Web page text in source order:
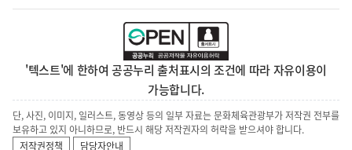
'텍스트'에 한하여 공공누리 출처표시의 조건에 따라 자유이용이
가능합니다.
단, 사진, 이미지, 일러스트, 동영상 등의 일부 자료는 문화체육관광부가 저작권 전부를
보유하고 있지 아니하므로, 반드시 해당 저작권자의 허락을 받으셔야 합니다.
저작권정책
담당자안내